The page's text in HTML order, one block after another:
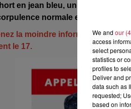
en jean bleu, un tee-shirt
corpulence normale et mesure
la moindre information
le 17.
We and our
access
select
statistics or
profiles to
Deliver and
data such as
requested;
based on